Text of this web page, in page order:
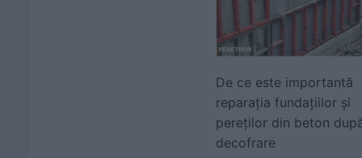
De ce este importantă
reparația fundațiilor și
pereților din beton
decofrare